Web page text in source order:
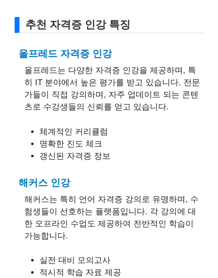
추천 자격증 인강 특징
올프레드 자격증 인강
올프레드는 다양한 자격증 인강을 제공하며, 특
히 IT 분야에서 높은 평가를 받고 있습니다. 전문
가들이 직접 강의하며, 자주 업데이트 되는 콘텐
츠로 수강생들의 신뢰를 얻고 있습니다.
체계적인 커리큘럼
명확한 진도 체크
갱신된 자격증 정보
해커스 인강
해커스는 특히 언어 자격증 강의로 유명하며, 수
험생들이 선호하는 플랫폼입니다. 각 강의에 대
한 오프라인 수업도 제공하여 전반적인 학습이
가능합니다.
실전 대비 모의고사
적시적 학습 자료 제공